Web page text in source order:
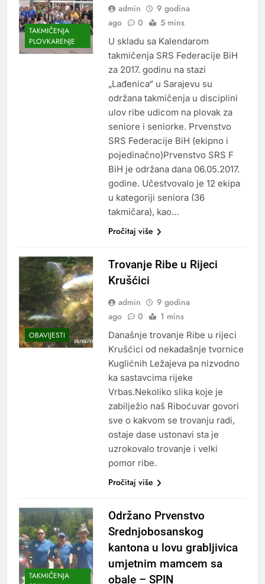
TAKMIČENJA
PLOVKARENJE
admin
9 godina
ago
0 5 mins
U skladu sa Kalendarom
takmičenja SRS Federacije BiH
za 2017. godinu na stazi
„Lađenica“ u Sarajevu su
održana takmičenja u disciplini
ulov ribe udicom na plovak za
seniore i seniorke. Prvenstvo
SRS Federacije BiH (ekipno i
pojedinačno)Prvenstvo SRS F
BiH je održana dana 06.05.2017.
godine. Učestvovalo je 12 ekipa
u kategoriji seniora (36
takmičara), kao…
Pročitaj više
OBAVIJESTI
Trovanje Ribe u Rijeci
Krušćici
admin
9 godina
ago
0 1 mins
Današnje trovanje Ribe u rijeci
Krušćici od nekadašnje tvornice
Kuglićnih Ležajeva pa nizvodno
ka sastavcima rijeke
Vrbas.Nekoliko slika koje je
zabilježio naš Riboćuvar govori
sve o kakvom se trovanju radi,
ostaje dase ustonavi sta je
uzrokovalo trovanje i velki
pomor ribe.
Pročitaj više
TAKMIČENJA
Održano Prvenstvo
Srednjobosanskog
kantona u lovu grabljivica
umjetnim mamcem sa
obale – SPIN